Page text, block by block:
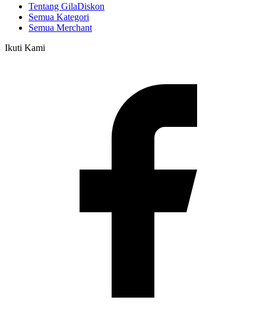
Tentang GilaDiskon
Semua Kategori
Semua Merchant
Ikuti Kami